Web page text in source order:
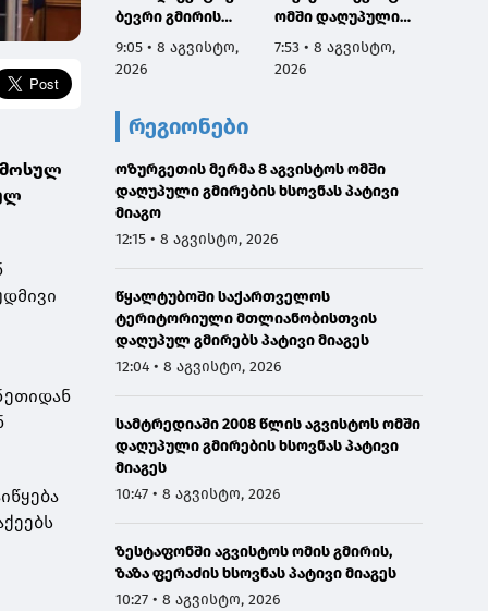
ბევრი გმირის
სახელი და
დაგვაკისრა
არ დავიხიოთ უკან
ჩვენი ქვეყნის
ინტერესებზე
ზრუნვისას და
მშვიდობით
შევძლოთ
9:05 • 8 აგვისტო,
2026
ომში დაღუპული
გმირების ხსოვნას,
მათი პატრიოტიზმი
ყველაფერი
გავაკეთოთ
საქართველოს
აღსადგენად
7:53 • 8 აგვისტო,
2026
რეგიონები
ოზურგეთის მერმა 8 აგვისტოს ომში
დაღუპული გმირების ხსოვნას პატივი
მიაგო
12:15 • 8 აგვისტო, 2026
წყალტუბოში საქართველოს
ტერიტორიული მთლიანობისთვის
დაღუპულ გმირებს პატივი მიაგეს
12:04 • 8 აგვისტო, 2026
სამტრედიაში 2008 წლის აგვისტოს ომში
დაღუპული გმირების ხსოვნას პატივი
მიაგეს
10:47 • 8 აგვისტო, 2026
ზესტაფონში აგვისტოს ომის გმირის,
ზაზა ფერაძის ხსოვნას პატივი მიაგეს
10:27 • 8 აგვისტო, 2026